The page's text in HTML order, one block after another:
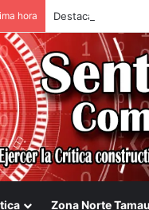
hora Destaca Olga
Zona Norte